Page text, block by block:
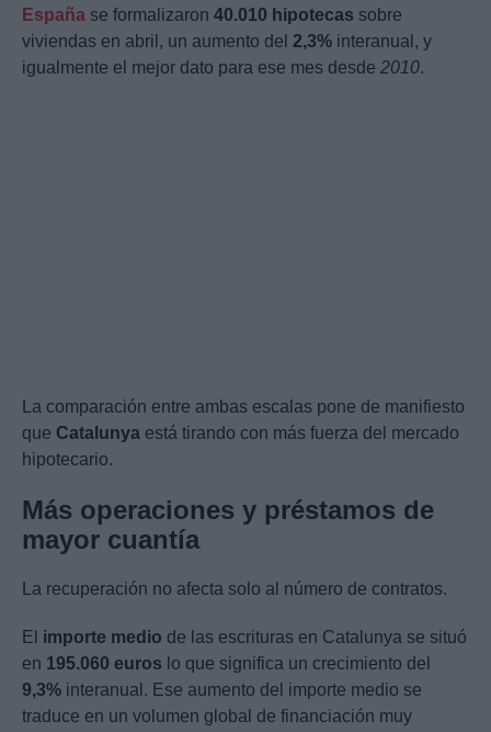
España se formalizaron 40.010 hipotecas sobre
viviendas en abril, un aumento del 2,3% interanual, y
igualmente el mejor dato para ese mes desde 2010.
La comparación entre ambas escalas pone de manifiesto
que Catalunya está tirando con más fuerza del mercado
hipotecario.
Más operaciones y préstamos de
mayor cuantía
La recuperación no afecta solo al número de contratos.
El importe medio de las escrituras en Catalunya se situó
en 195.060 euros lo que significa un crecimiento del
9,3% interanual. Ese aumento del importe medio se
traduce en un volumen global de financiación muy